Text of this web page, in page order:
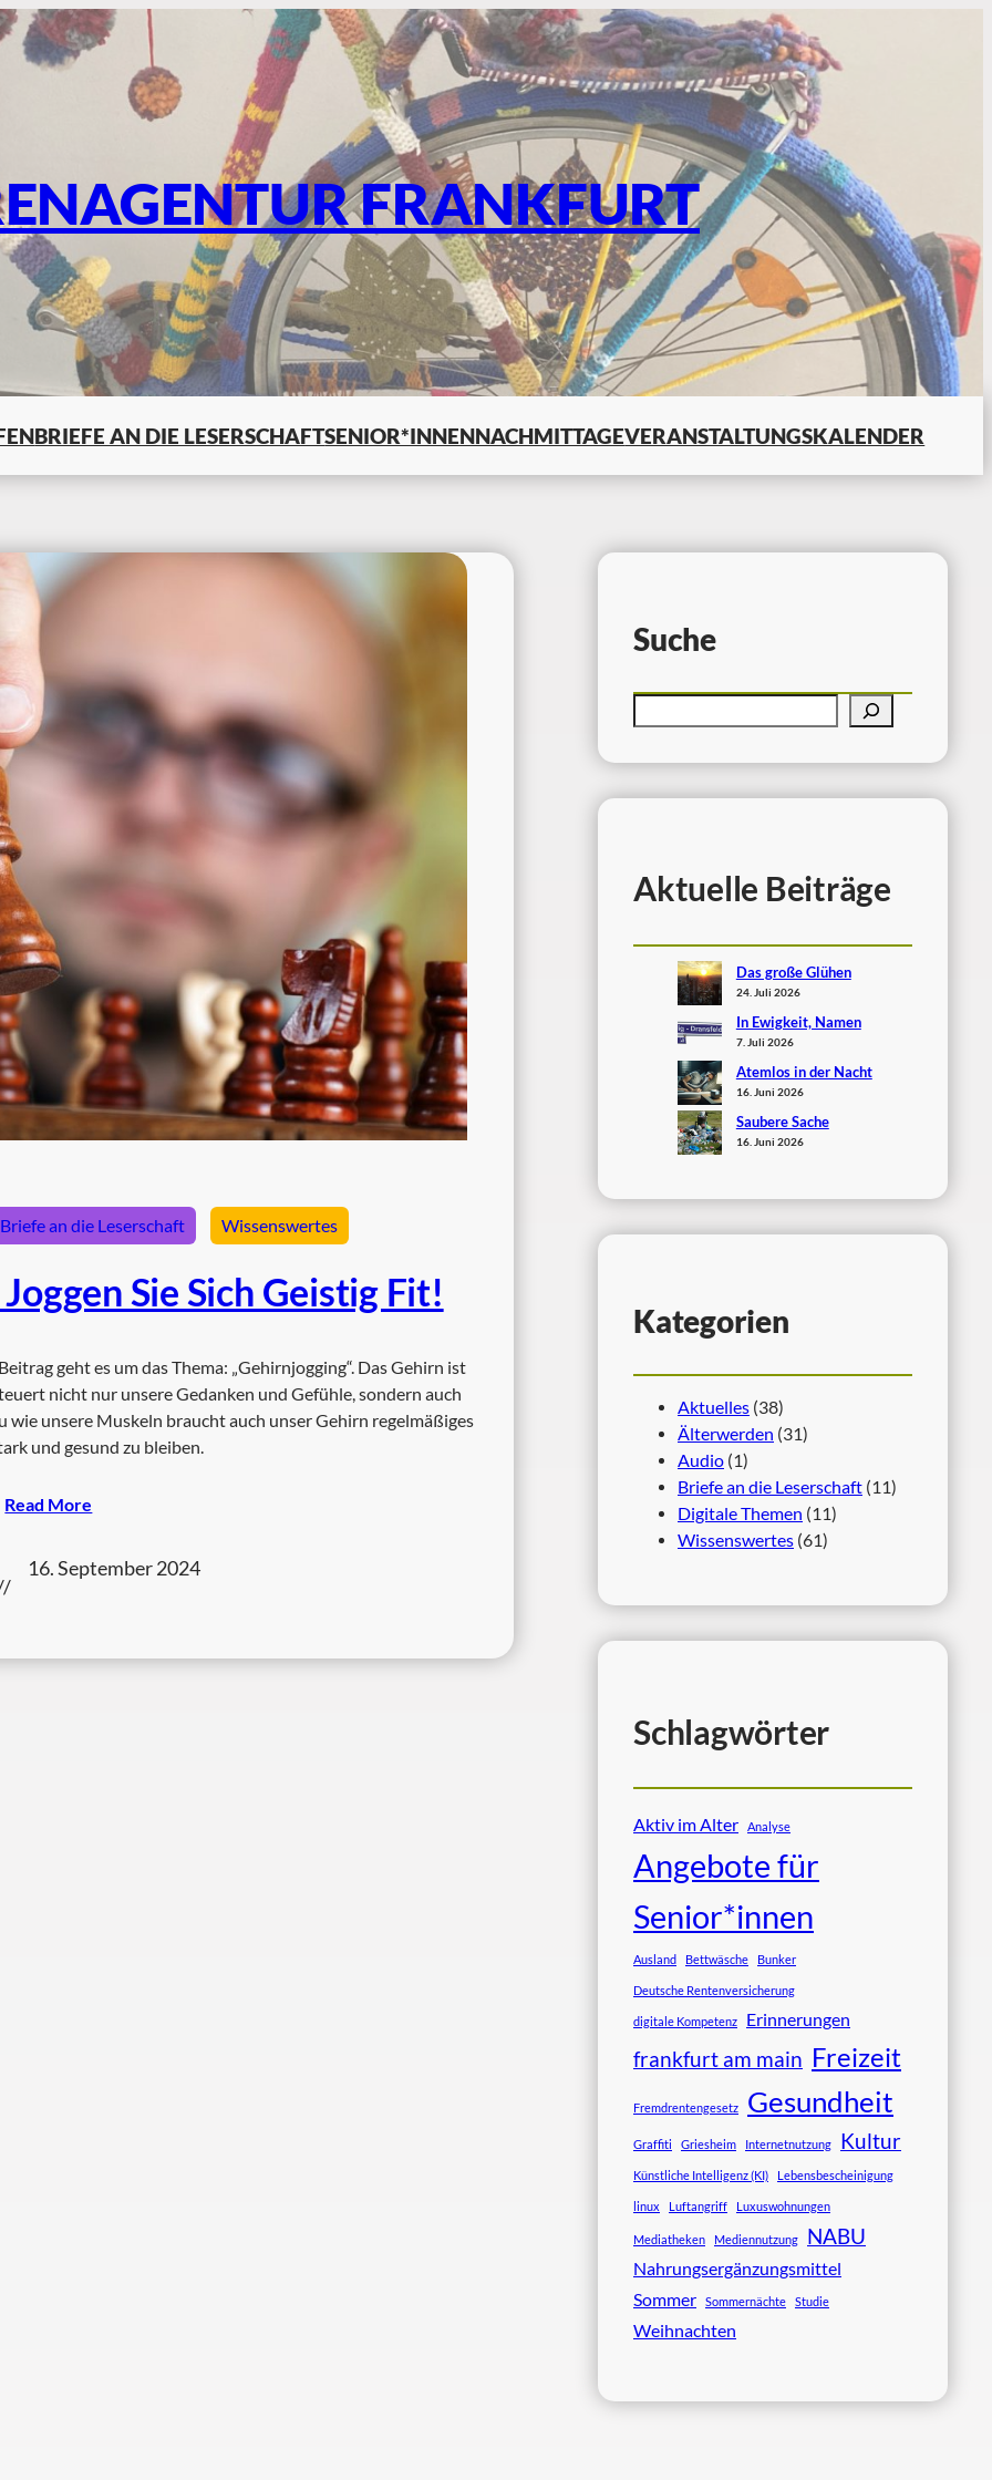
FRANKFURT
BRIEFE AN DIE LESERSCHAFTSENIOR*INNENNACHMITTAGEVERANSTALTUNGSKALENDER
Briefe an die Leserschaft Wissenswertes
Sie Sich Geistig Fit!
geht es um das Thema: „Gehirnjogging“. Das Gehirn ist
nicht nur unsere Gedanken und Gefühle, sondern auch
unsere Muskeln braucht auch unser Gehirn regelmäßiges
und gesund zu bleiben.
Read More
16. September 2024
Suche
Aktuelle Beiträge
Das große Glühen
24. Juli 2026
In Ewigkeit, Namen
7. Juli 2026
Atemlos in der Nacht
16. Juni 2026
Saubere Sache
16. Juni 2026
Kategorien
Aktuelles (38)
Älterwerden (31)
Audio (1)
Briefe an die Leserschaft (11)
Digitale Themen (11)
Wissenswertes (61)
Schlagwörter
Aktiv im Alter Analyse
Angebote für
Senior*innen
Ausland Bettwäsche Bunker
Deutsche Rentenversicherung
digitale Kompetenz Erinnerungen
frankfurt am main Freizeit
Fremdrentengesetz Gesundheit
Graffiti Griesheim Internetnutzung Kultur
Künstliche Intelligenz (KI) Lebensbescheinigung
linux Luftangriff Luxuswohnungen
Mediatheken Mediennutzung NABU
Nahrungsergänzungsmittel
Sommer
Sommernächte Studie
Weihnachten